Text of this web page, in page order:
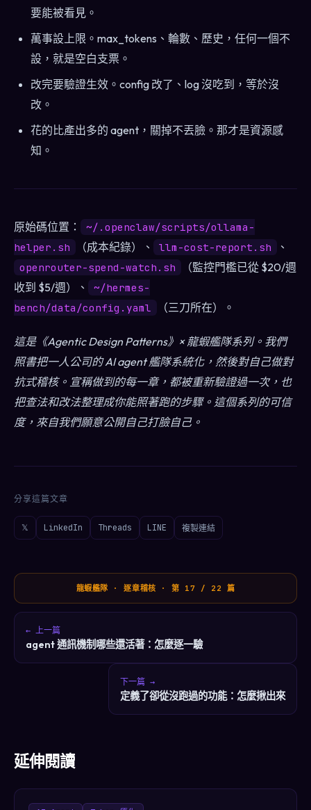
要能被看見。
萬事設上限。max_tokens、輪數、歷史，任何一個不
設，就是空白支票。
改完要驗證生效。config 改了、log 沒吃到，等於沒
改。
花的比產出多的 agent，關掉不丟臉。那才是資源感
知。
原始碼位置：
~/.openclaw/scripts/ollama-
helper.sh
（成本紀錄）、 llm-cost-report.sh 、
openrouter-spend-watch.sh
（監控門檻已從 $20/週
收到 $5/週）、
~/hermes-
bench/data/config.yaml
（三刀所在）。
這是《Agentic Design Patterns》× 龍蝦艦隊系列。我們
照書把一人公司的 AI agent 艦隊系統化，然後對自己做對
抗式稽核。宣稱做到的每一章，都被重新驗證過一次，也
把查法和改法整理成你能照著跑的步驟。這個系列的可信
度，來自我們願意公開自己打臉自己。
分享這篇文章
𝕏 LinkedIn Threads LINE 複製連結
龍蝦艦隊 · 逐章稽核 · 第 17 / 22 篇
← 上一篇
agent 通訊機制哪些還活著：怎麼逐一驗
下一篇 →
定義了卻從沒跑過的功能：怎麼揪出來
延伸閱讀